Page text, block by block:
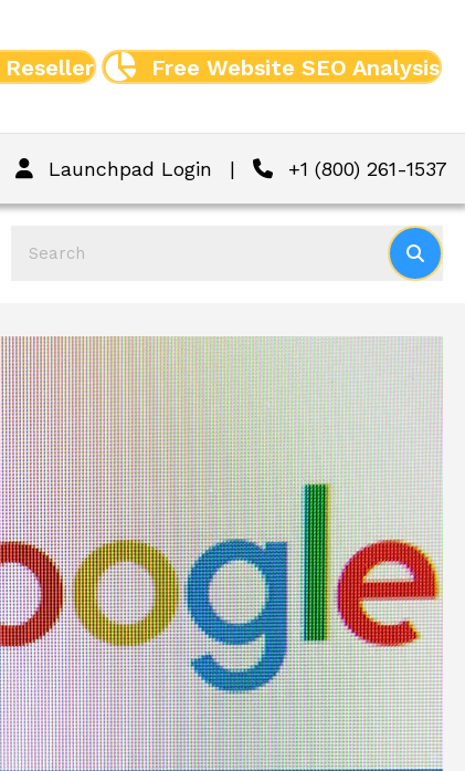
Reseller Free Website SEO Analysis
Launchpad Login | +1 (800) 261-1537